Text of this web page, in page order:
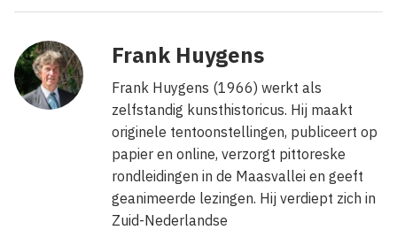
kadert in het programma Les mondes de Victor
2018 tot 2022.Frank Huygens
Frank Huygens (1966) werkt als
zelfstandig kunsthistoricus. Hij maakt
originele tentoonstellingen, publiceert op
papier en online, verzorgt pittoreske
rondleidingen in de Maasvallei en geeft
geanimeerde lezingen. Hij verdiept zich in
Zuid-Nederlandse